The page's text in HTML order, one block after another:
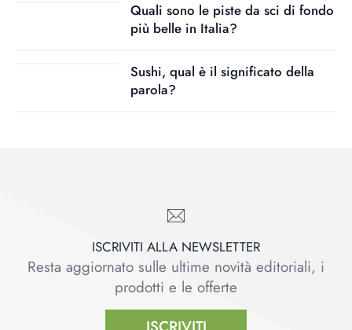
Quali sono le piste da sci di fondo
più belle in Italia?
Sushi, qual è il significato della
parola?
ISCRIVITI ALLA NEWSLETTER
Resta aggiornato sulle ultime novità editoriali, i
prodotti e le offerte